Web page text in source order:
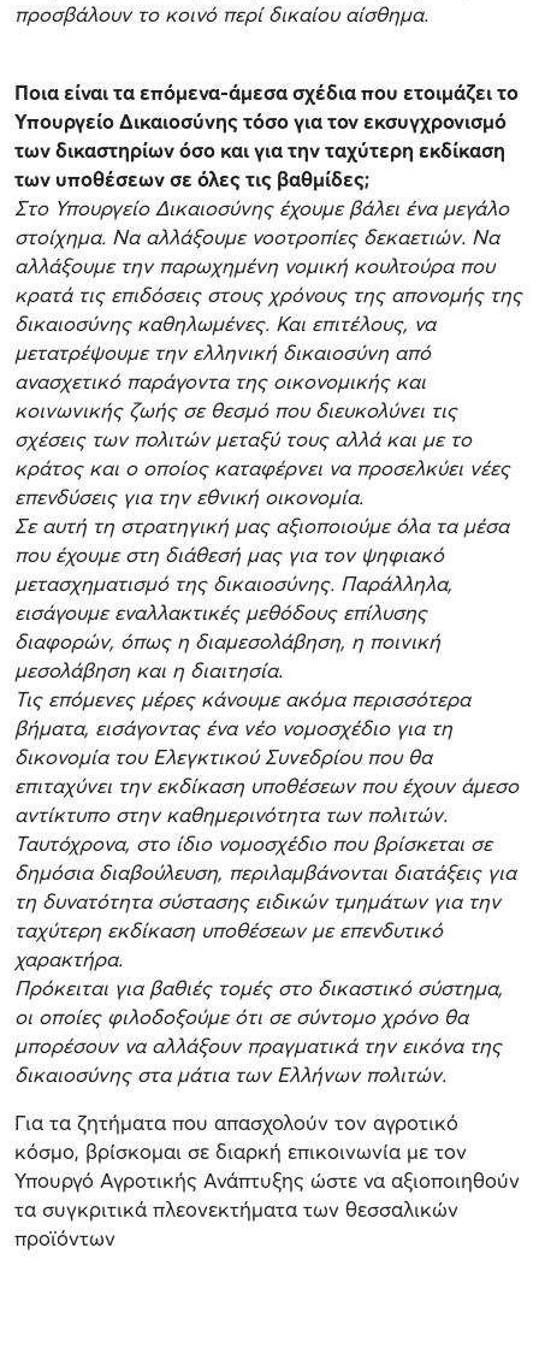
προσβάλουν το κοινό περί δικαίου αίσθημα.
Ποια είναι τα επόμενα-άμεσα σχέδια που ετοιμάζει το
Υπουργείο Δικαιοσύνης τόσο για τον εκσυγχρονισμό
των δικαστηρίων όσο και για την ταχύτερη εκδίκαση
των υποθέσεων σε όλες τις βαθμίδες;
Στο Υπουργείο Δικαιοσύνης έχουμε βάλει ένα μεγάλο
στοίχημα. Να αλλάξουμε νοοτροπίες δεκαετιών. Να
αλλάξουμε την παρωχημένη νομική κουλτούρα που
κρατά τις επιδόσεις στους χρόνους της απονομής της
δικαιοσύνης καθηλωμένες. Και επιτέλους, να
μετατρέψουμε την ελληνική δικαιοσύνη από
ανασχετικό παράγοντα της οικονομικής και
κοινωνικής ζωής σε θεσμό που διευκολύνει τις
σχέσεις των πολιτών μεταξύ τους αλλά και με το
κράτος και ο οποίος καταφέρνει να προσελκύει νέες
επενδύσεις για την εθνική οικονομία.
Σε αυτή τη στρατηγική μας αξιοποιούμε όλα τα μέσα
που έχουμε στη διάθεσή μας για τον ψηφιακό
μετασχηματισμό της δικαιοσύνης. Παράλληλα,
εισάγουμε εναλλακτικές μεθόδους επίλυσης
διαφορών, όπως η διαμεσολάβηση, η ποινική
μεσολάβηση και η διαιτησία.
Τις επόμενες μέρες κάνουμε ακόμα περισσότερα
βήματα, εισάγοντας ένα νέο νομοσχέδιο για τη
δικονομία του Ελεγκτικού Συνεδρίου που θα
επιταχύνει την εκδίκαση υποθέσεων που έχουν άμεσο
αντίκτυπο στην καθημερινότητα των πολιτών.
Ταυτόχρονα, στο ίδιο νομοσχέδιο που βρίσκεται σε
δημόσια διαβούλευση, περιλαμβάνονται διατάξεις για
τη δυνατότητα σύστασης ειδικών τμημάτων για την
ταχύτερη εκδίκαση υποθέσεων με επενδυτικό
χαρακτήρα.
Πρόκειται για βαθιές τομές στο δικαστικό σύστημα,
οι οποίες φιλοδοξούμε ότι σε σύντομο χρόνο θα
μπορέσουν να αλλάξουν πραγματικά την εικόνα της
δικαιοσύνης στα μάτια των Ελλήνων πολιτών.
Για τα ζητήματα που απασχολούν τον αγροτικό
κόσμο, βρίσκομαι σε διαρκή επικοινωνία με τον
Υπουργό Αγροτικής Ανάπτυξης ώστε να αξιοποιηθούν
τα συγκριτικά πλεονεκτήματα των θεσσαλικών
προϊόντων